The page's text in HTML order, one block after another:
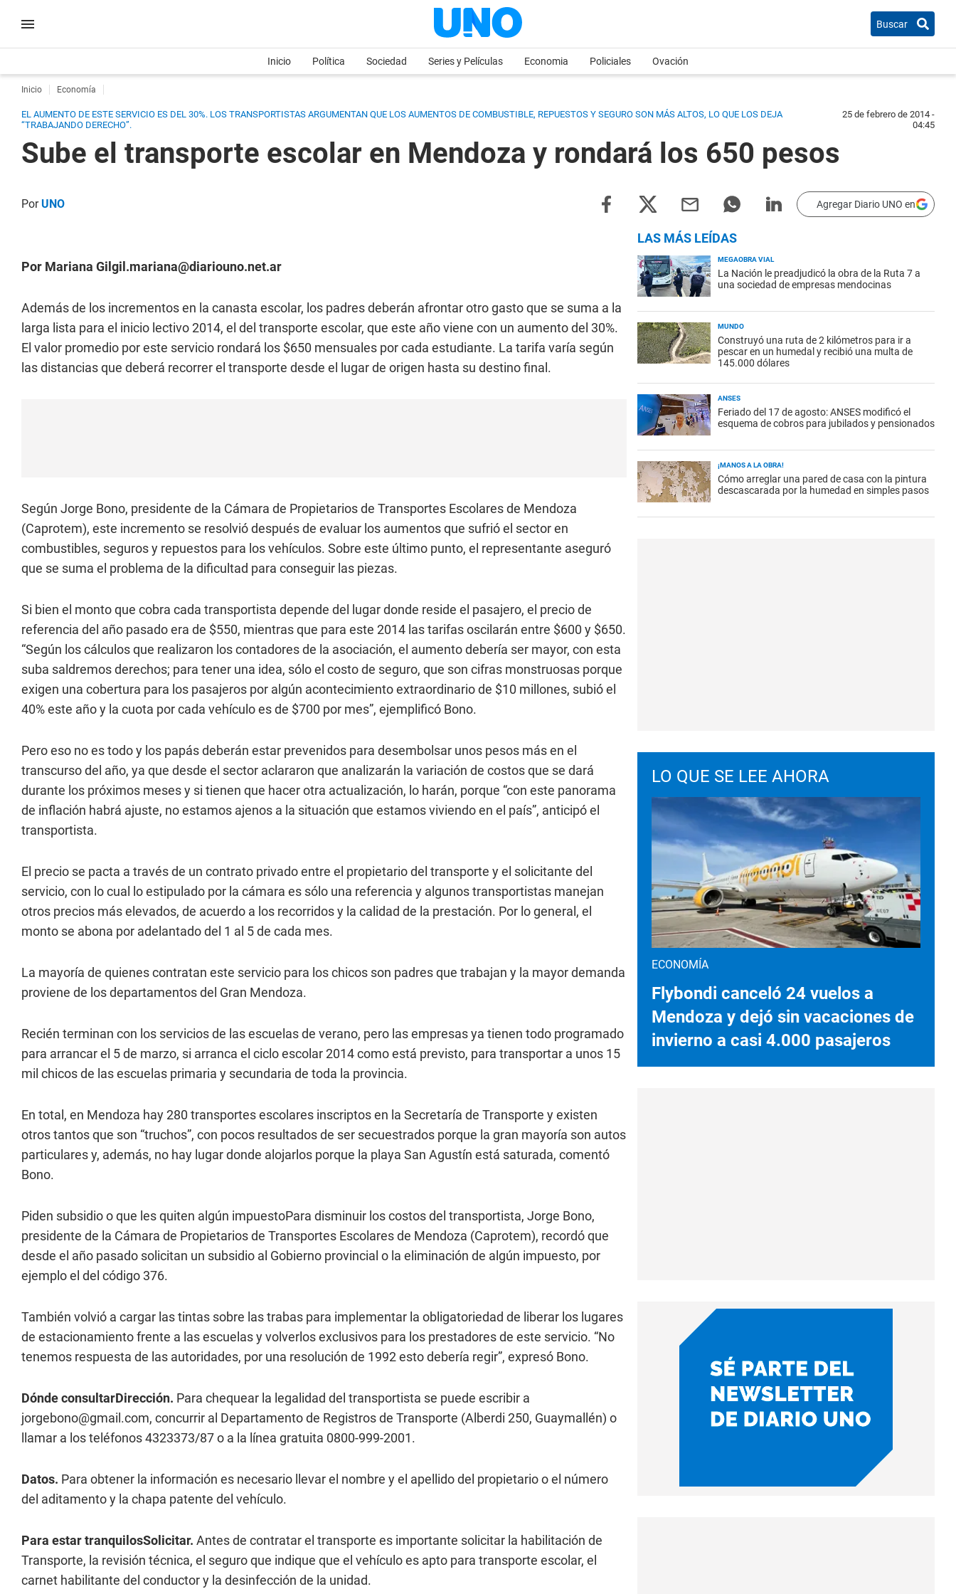
Buscar
Inicio Política Sociedad Series y Películas Economia Policiales Ovación
Inicio Economía
EL AUMENTO DE ESTE SERVICIO ES DEL 30%. LOS TRANSPORTISTAS ARGUMENTAN QUE LOS AUMENTOS DE COMBUSTIBLE, REPUESTOS Y SEGURO SON MÁS ALTOS, LO QUE LOS DEJA
“TRABAJANDO DERECHO”.
25 de febrero de 2014 -
04:45
Sube el transporte escolar en Mendoza y rondará los 650 pesos
PorUNO Agregar Diario UNO en
Por Mariana Gilgil.mariana@diariouno.net.ar
Además de los incrementos en la canasta escolar, los padres deberán afrontar otro gasto que se suma a la
larga lista para el inicio lectivo 2014, el del transporte escolar, que este año viene con un aumento del 30%.
El valor promedio por este servicio rondará los $650 mensuales por cada estudiante. La tarifa varía según
las distancias que deberá recorrer el transporte desde el lugar de origen hasta su destino final.
Según Jorge Bono, presidente de la Cámara de Propietarios de Transportes Escolares de Mendoza
(Caprotem), este incremento se resolvió después de evaluar los aumentos que sufrió el sector en
combustibles, seguros y repuestos para los vehículos. Sobre este último punto, el representante aseguró
que se suma el problema de la dificultad para conseguir las piezas.
Si bien el monto que cobra cada transportista depende del lugar donde reside el pasajero, el precio de
referencia del año pasado era de $550, mientras que para este 2014 las tarifas oscilarán entre $600 y $650.
“Según los cálculos que realizaron los contadores de la asociación, el aumento debería ser mayor, con esta
suba saldremos derechos; para tener una idea, sólo el costo de seguro, que son cifras monstruosas porque
exigen una cobertura para los pasajeros por algún acontecimiento extraordinario de $10 millones, subió el
40% este año y la cuota por cada vehículo es de $700 por mes”, ejemplificó Bono.
Pero eso no es todo y los papás deberán estar prevenidos para desembolsar unos pesos más en el
transcurso del año, ya que desde el sector aclararon que analizarán la variación de costos que se dará
durante los próximos meses y si tienen que hacer otra actualización, lo harán, porque “con este panorama
de inflación habrá ajuste, no estamos ajenos a la situación que estamos viviendo en el país”, anticipó el
transportista.
El precio se pacta a través de un contrato privado entre el propietario del transporte y el solicitante del
servicio, con lo cual lo estipulado por la cámara es sólo una referencia y algunos transportistas manejan
otros precios más elevados, de acuerdo a los recorridos y la calidad de la prestación. Por lo general, el
monto se abona por adelantado del 1 al 5 de cada mes.
La mayoría de quienes contratan este servicio para los chicos son padres que trabajan y la mayor demanda
proviene de los departamentos del Gran Mendoza.
Recién terminan con los servicios de las escuelas de verano, pero las empresas ya tienen todo programado
para arrancar el 5 de marzo, si arranca el ciclo escolar 2014 como está previsto, para transportar a unos 15
mil chicos de las escuelas primaria y secundaria de toda la provincia.
En total, en Mendoza hay 280 transportes escolares inscriptos en la Secretaría de Transporte y existen
otros tantos que son “truchos”, con pocos resultados de ser secuestrados porque la gran mayoría son autos
particulares y, además, no hay lugar donde alojarlos porque la playa San Agustín está saturada, comentó
Bono.
Piden subsidio o que les quiten algún impuestoPara disminuir los costos del transportista, Jorge Bono,
presidente de la Cámara de Propietarios de Transportes Escolares de Mendoza (Caprotem), recordó que
desde el año pasado solicitan un subsidio al Gobierno provincial o la eliminación de algún impuesto, por
ejemplo el del código 376.
También volvió a cargar las tintas sobre las trabas para implementar la obligatoriedad de liberar los lugares
de estacionamiento frente a las escuelas y volverlos exclusivos para los prestadores de este servicio. “No
tenemos respuesta de las autoridades, por una resolución de 1992 esto debería regir”, expresó Bono.
Dónde consultarDirección. Para chequear la legalidad del transportista se puede escribir a
jorgebono@gmail.com, concurrir al Departamento de Registros de Transporte (Alberdi 250, Guaymallén) o
llamar a los teléfonos 4323373/87 o a la línea gratuita 0800-999-2001.
Datos. Para obtener la información es necesario llevar el nombre y el apellido del propietario o el número
del aditamento y la chapa patente del vehículo.
Para estar tranquilosSolicitar. Antes de contratar el transporte es importante solicitar la habilitación de
Transporte, la revisión técnica, el seguro que indique que el vehículo es apto para transporte escolar, el
carnet habilitante del conductor y la desinfección de la unidad.
LAS MÁS LEÍDAS
MEGAOBRA VIAL
La Nación le preadjudicó la obra de la Ruta 7 a
una sociedad de empresas mendocinas
MUNDO
Construyó una ruta de 2 kilómetros para ir a
pescar en un humedal y recibió una multa de
145.000 dólares
ANSES
Feriado del 17 de agosto: ANSES modificó el
esquema de cobros para jubilados y pensionados
¡MANOS A LA OBRA!
Cómo arreglar una pared de casa con la pintura
descascarada por la humedad en simples pasos
LO QUE SE LEE AHORA
ECONOMÍA
Flybondi canceló 24 vuelos a
Mendoza y dejó sin vacaciones de
invierno a casi 4.000 pasajeros